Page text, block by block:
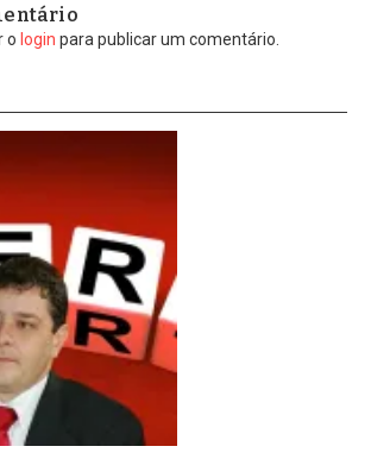
o login para publicar um comentário.